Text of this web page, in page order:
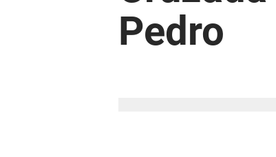
Pedro